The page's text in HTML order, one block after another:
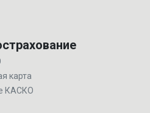
карта
КАСКО